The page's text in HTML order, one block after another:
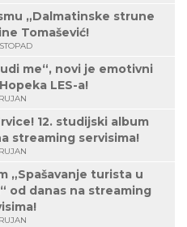
„Dalmatinske strune
Tomašević!
me“, novi je emotivni
LES-a!
12. studijski album
streaming servisima!
„Spašavanje turista u
od danas na streaming